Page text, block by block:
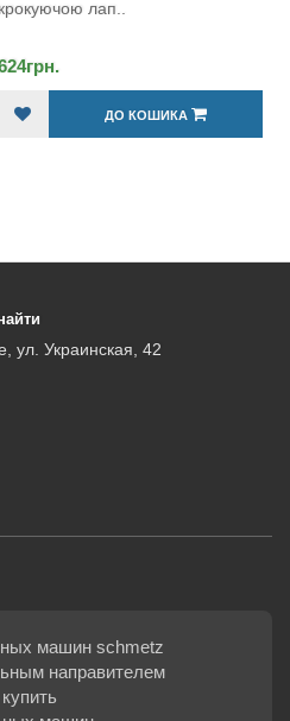
ул. Украинская, 42
машин schmetz
направителем